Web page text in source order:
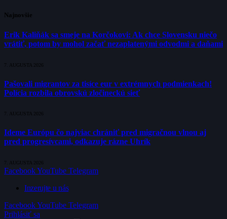
Najnovšie
Erik Kaliňák sa smeje na Korčokovi: Ak chce Slovensku niečo
vrátiť, potom by mohol začať nezaplatenými odvodmi a daňami
7. AUGUSTA 2026
Pašovali migrantov za tisíce eur v extrémnych podmienkach!
Polícia rozbila obrovskú zločineckú sieť
7. AUGUSTA 2026
Ideme Európu čo najviac chrániť pred migračnou vlnou aj
pred progresívcami, odkazuje rázne Uhrík
7. AUGUSTA 2026
FacebookYouTube Telegram
Inzerujte u nás
FacebookYouTube Telegram
Prihlásiť sa